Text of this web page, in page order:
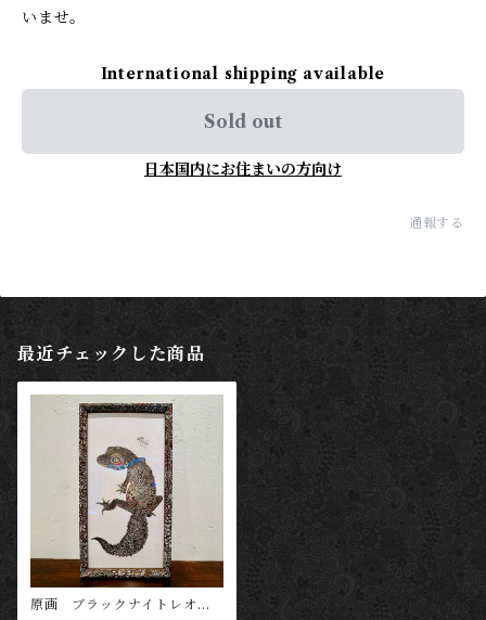
いませ。
International shipping available
Sold out
日本国内にお住まいの方向け
通報する
最近チェックした商品
原画 ブラックナイトレオパ